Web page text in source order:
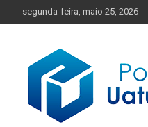
to
segunda-feira, maio 25, 2026